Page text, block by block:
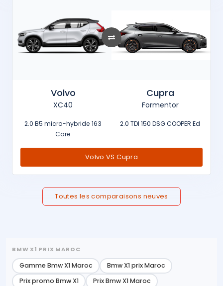
Volvo
XC40
2.0 B5 micro-hybride 163
Core
Cupra
Formentor
2.0 TDI 150 DSG COOPER Ed
Volvo VS Cupra
Toutes les comparaisons neuves
BMW X1 PRIX MAROC
Gamme Bmw X1 Maroc
Bmw X1 prix Maroc
Prix promo Bmw X1
Prix Bmw X1 Maroc